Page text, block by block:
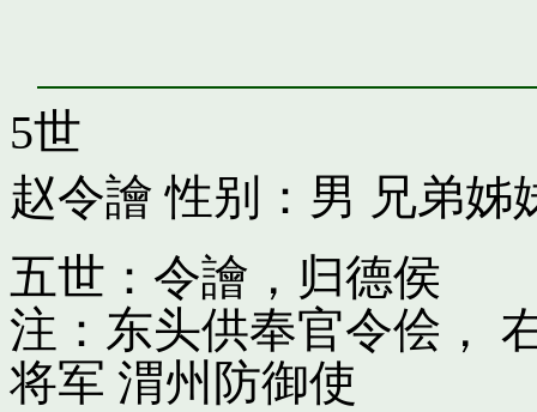
5世
赵令譮 性别：男 兄弟姊
五世：令譮，归德侯
注：东头供奉官令侩，
将军 渭州防御使